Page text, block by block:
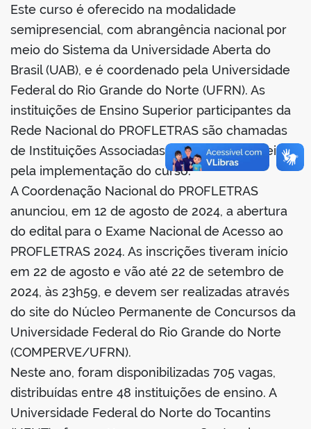
Este curso é oferecido na modalidade
semipresencial, com abrangência nacional por
meio do Sistema da Universidade Aberta do
Brasil (UAB), e é coordenado pela Universidade
Federal do Rio Grande do Norte (UFRN). As
instituições de Ensino Superior participantes da
Rede Nacional do PROFLETRAS são chamadas
de Instituições Associadas e são responsáveis
pela implementação do curso.
A Coordenação Nacional do PROFLETRAS
anunciou, em 12 de agosto de 2024, a abertura
do edital para o Exame Nacional de Acesso ao
PROFLETRAS 2024. As inscrições tiveram início
em 22 de agosto e vão até 22 de setembro de
2024, às 23h59, e devem ser realizadas através
do site do Núcleo Permanente de Concursos da
Universidade Federal do Rio Grande do Norte
(COMPERVE/UFRN).
Neste ano, foram disponibilizadas 705 vagas,
distribuídas entre 48 instituições de ensino. A
Universidade Federal do Norte do Tocantins